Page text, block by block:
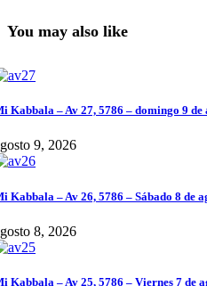
You may also like
Kabbala – Av 27, 5786 – domingo 9 de
9, 2026
Kabbala – Av 26, 5786 – Sábado 8 de
8, 2026
Kabbala – Av 25, 5786 – Viernes 7 de